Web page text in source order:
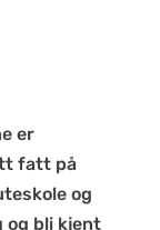
er
fatt på
og
og bli kjent